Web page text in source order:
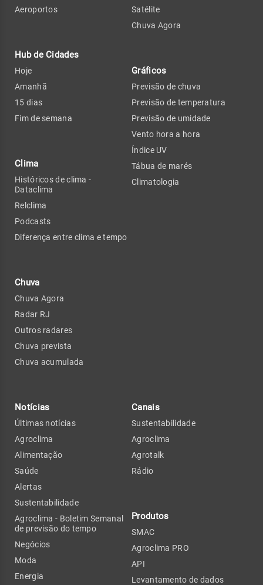
Aeroportos
Hub de Cidades
Hoje
Amanhã
15 dias
Fim de semana
Clima
Históricos de clima -
Dataclima
Relclima
Podcasts
Diferença entre clima e tempo
Chuva
Chuva Agora
Radar RJ
Outros radares
Chuva prevista
Chuva acumulada
Satélite
Chuva Agora
Gráficos
Previsão de chuva
Previsão de temperatura
Previsão de umidade
Vento hora a hora
Índice UV
Tábua de marés
Climatologia
Notícias
Últimas notícias
Agroclima
Alimentação
Saúde
Alertas
Sustentabilidade
Agroclima - Boletim Semanal
de previsão do tempo
Negócios
Moda
Energia
Canais
Sustentabilidade
Agroclima
Agrotalk
Rádio
Produtos
SMAC
Agroclima PRO
API
Levantamento de dados